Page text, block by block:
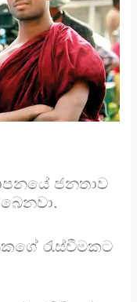
ජනතාව
රැස්වීමකට